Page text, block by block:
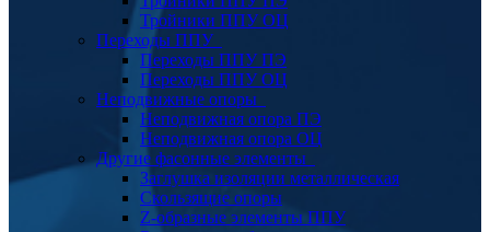
Тройники ППУ ОЦ
Переходы ППУ
Переходы ППУ ПЭ
Переходы ППУ ОЦ
Неподвижные опоры
Неподвижная опора ПЭ
Неподвижная опора ОЦ
Другие фасонные элементы
Заглушка изоляции металлическая
Скользящие опоры
Z-образные элементы ППУ